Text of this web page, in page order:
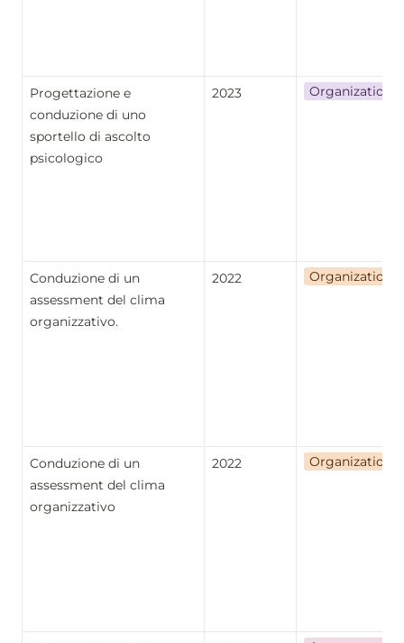
Progettazione e
conduzione di uno
sportello di ascolto
psicologico
2023
Conduzione di un
assessment del clima
organizzativo.
2022
Conduzione di un
assessment del clima
organizzativo
2022